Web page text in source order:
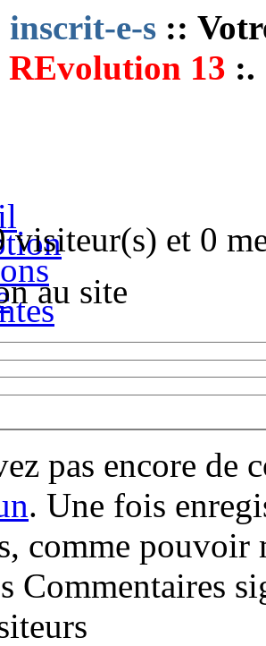
inscrit-e-s ::
REvolution 13 :.
visiteur(s) et 0
au site
pas encore de
. Une fois
comme
Commentaires